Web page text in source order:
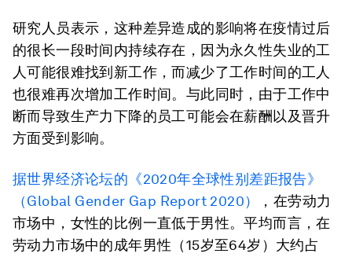
研究人员表示，这种差异造成的影响将在疫情过后
的很长一段时间内持续存在，因为永久性失业的工
人可能很难找到新工作，而减少了工作时间的工人
也很难再次增加工作时间。与此同时，由于工作中
断而导致生产力下降的员工可能会在薪酬以及晋升
方面受到影响。
据世界经济论坛的《2020年全球性别差距报告》
（Global Gender Gap Report 2020）
，在劳动力
市场中，女性的比例一直低于男性。平均而言，在
劳动力市场中的成年男性（15岁至64岁）大约占